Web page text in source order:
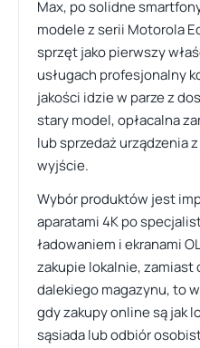
Max, po solidne
modele z serii Motorola
sprzęt jako pierwszy
usługach profesjonalny
jakości idzie w parze z
stary model, opłacalna
lub sprzedaż urządzenia
wyjście.
Wybór produktów jest
aparatami 4K po
ładowaniem i ekranami
zakupie lokalnie, zamiast
dalekiego magazynu, to
gdy zakupy online są jak
sąsiada lub odbiór